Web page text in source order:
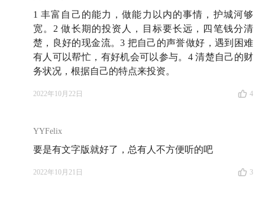
闭，基金关闭前，曾遭遇大量赎回。
🗺️ 收听地图
么？
02:20为什么布斯教授要捐 3 亿美元——当时打破了美
国大学受赠金额的记录——给芝加哥大学商学院？
04:21哈佛大学与德州大学系统的校产基金规模差不
1 丰富自己的能力，做能力以内的事情，护城河够
宽。2 做长期的投资人，目标要长远，四笔钱分清
楚，良好的现金流。3 把自己的声誉做好，遇到困难
有人可以帮忙，有好机会可以参与。4 清楚自己的财
务状况，根据自己的特点来投资。
2022年10月22日 4
YYFelix
要是有文字版就好了，总有人不方便听的吧
2022年10月21日 3